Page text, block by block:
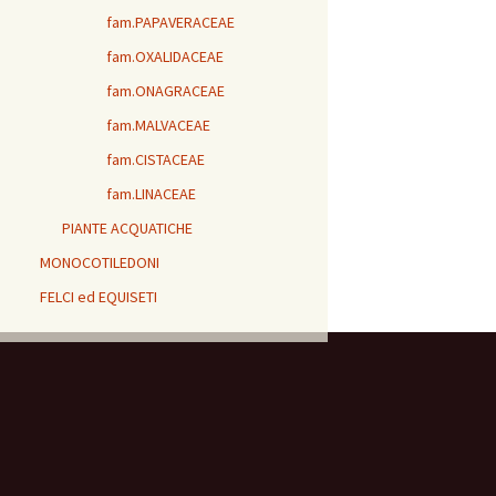
fam.PAPAVERACEAE
fam.OXALIDACEAE
fam.ONAGRACEAE
fam.MALVACEAE
fam.CISTACEAE
fam.LINACEAE
PIANTE ACQUATICHE
MONOCOTILEDONI
FELCI ed EQUISETI